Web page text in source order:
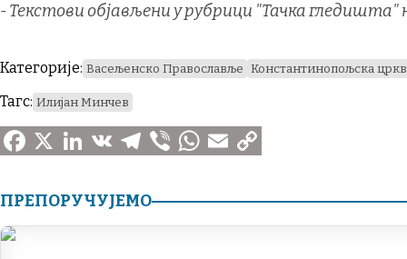
- Текстови објављени у рубрици "Тачка
Категорије: Васељенско Православље Константинопољска
Тагс: Илијан Минчев
a
c
i
n
K
e
l
i
b
h
a
m
a
o
p
ПРЕПОРУЧУЈЕМО